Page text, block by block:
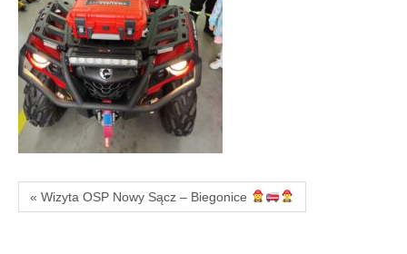
« Wizyta OSP Nowy Sącz – Biegonice